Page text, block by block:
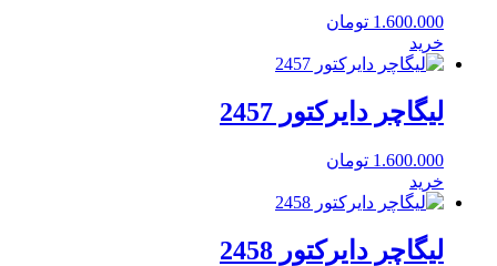
1.600.000 تومان
خرید
لیگاچر دایرکتور 2457
1.600.000 تومان
خرید
لیگاچر دایرکتور 2458